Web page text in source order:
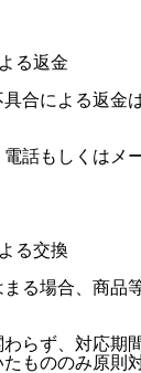
る返金
合による返金
話もしくはメ
る交換
る場合、商品
らず、対応期
もののみ原則